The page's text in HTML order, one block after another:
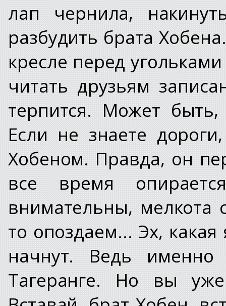
лап чернила,
разбудить брата
кресле перед
читать друзьям
терпится. Может
Если не знаете
Хобеном. Правда, он
все время
внимательны, мелкота
то опоздаем... Эх,
начнут. Ведь
Тагеранге. Но вы